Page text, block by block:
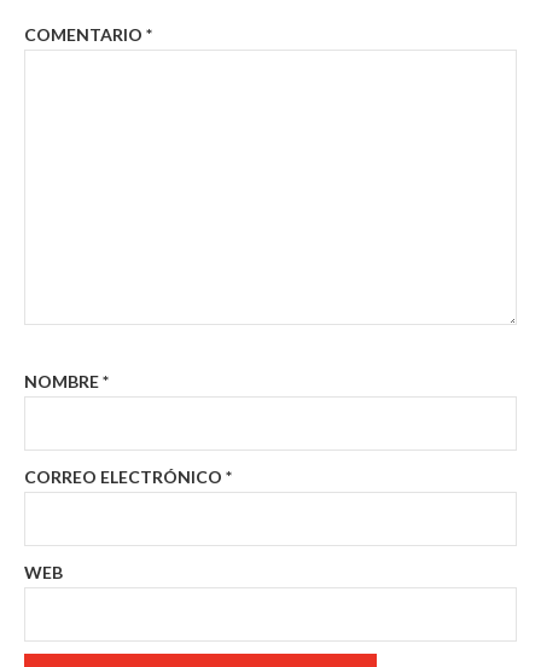
COMENTARIO *
NOMBRE*
CORREO ELECTRÓNICO *
WEB